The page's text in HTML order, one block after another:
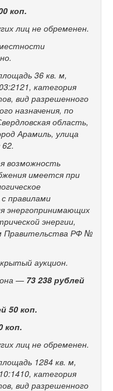
коп.
лиц не обременен.
36кв. м,
категория
вид разрешенного
назначения, по
область,
Арамиль, улица
62.
возможность
имеется при
правилами
энергопринимающих
энергии,
Правительства РФ №
аукцион.
— 73 238 рублей
50коп.
коп.
лиц не обременен.
1284 кв. м,
категория
вид разрешенного